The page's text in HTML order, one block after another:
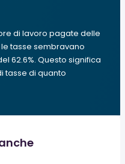
di lavoro pagate delle
tasse sembravano
62.6%. Questo significa
tasse di quanto